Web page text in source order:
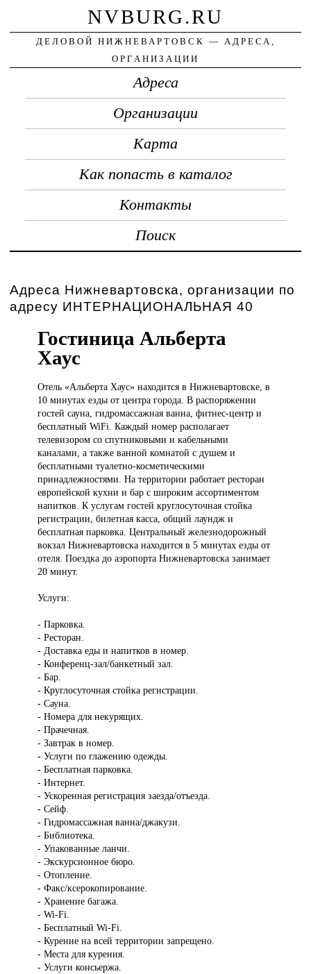
NVBURG.RU
ДЕЛОВОЙ НИЖНЕВАРТОВСК — АДРЕСА,
ОРГАНИЗАЦИИ
Адреса
Организации
Карта
Как попасть в каталог
Контакты
Поиск
Адреса Нижневартовска, организации по
адресу ИНТЕРНАЦИОНАЛЬНАЯ 40
Гостиница Альберта
Хаус
Отель «АльбертаХаус» находится в Нижневартовске, в
10 минутах езды от центра города. В распоряжении
гостей сауна, гидромассажная ванна, фитнес-центр и
бесплатный WiFi. Каждый номер располагает
телевизором со спутниковыми и кабельными
каналами, а также ванной комнатой с душем и
бесплатными туалетно-косметическими
принадлежностями. На территории работает ресторан
европейской кухни и бар с широким ассортиментом
напитков. К услугам гостей круглосуточная стойка
регистрации, билетная касса, общий лаундж и
бесплатная парковка. Центральный железнодорожный
вокзал Нижневартовска находится в 5 минутах езды от
отеля. Поездка до аэропорта Нижневартовска занимает
20 минут.
Услуги:
- Парковка.
- Ресторан.
- Доставка еды и напитков в номер.
- Конференц-зал/банкетный зал.
- Бар.
- Круглосуточная стойка регистрации.
- Сауна.
- Номера для некурящих.
- Прачечная.
- Завтрак в номер.
- Услуги по глажению одежды.
- Бесплатная парковка.
- Интернет.
- Ускоренная регистрация заезда/отъезда.
- Сейф.
- Гидромассажная ванна/джакузи.
- Библиотека.
- Упакованные ланчи.
- Экскурсионное бюро.
- Отопление.
- Факс/ксерокопирование.
- Хранение багажа.
- Wi-Fi.
- Бесплатный Wi-Fi.
- Курение на всей территории запрещено.
- Места для курения.
- Услуги консьержа.